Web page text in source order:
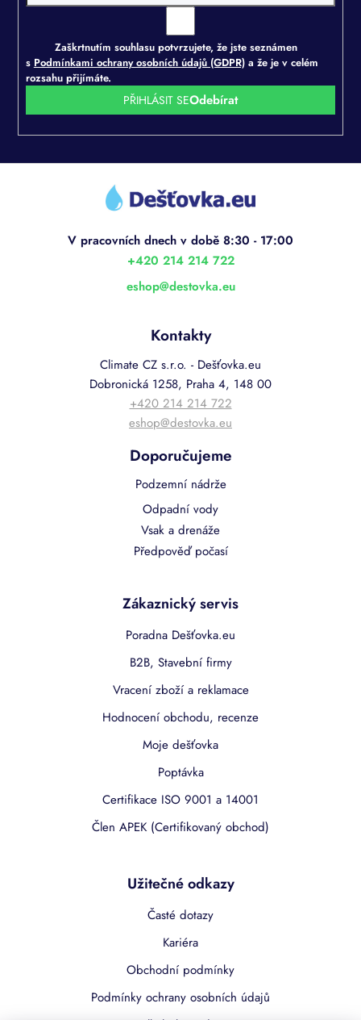
Zaškrtnutím souhlasu potvrzujete, že jste seznámen
s Podmínkami ochrany osobních údajů (GDPR)a že je v celém
rozsahu přijímáte.
PŘIHLÁSIT SE
Z
eshop@destovka.eu
+420 214 214 722
Kontakty
Climate CZ s.r.o. - Dešťovka.eu
Dobronická 1258, Praha 4, 148 00
+420 214 214 722
eshop@destovka.eu
Doporučujeme
Podzemní nádrže
Odpadní vody
Vsak a drenáže
Předpověď počasí
Zákaznický servis
Poradna Dešťovka.eu
B2B, Stavební firmy
Vracení zboží a reklamace
Hodnocení obchodu, recenze
Moje dešťovka
Poptávka
Certifikace ISO 9001 a 14001
Člen APEK (Certifikovaný obchod)
Užitečné odkazy
Časté dotazy
Kariéra
Obchodní podmínky
Podmínky ochrany osobních údajů